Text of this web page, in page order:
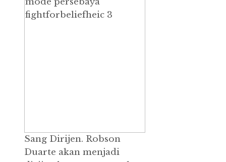
Sang Dirijen. Robson
Duarte akan menjadi